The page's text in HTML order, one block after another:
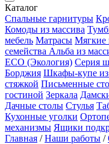
Каталог
Спальные гарнитуры
Комоды из массива
мебель Матрасы Мягкие
семейства Альба из
ECO (Экология) Серия
Борджия Шкафы-купе из
стяжкой Письменные
гостиной Зеркала
Дачные столы Стулья
Кухонные уголки
механизмы Ящики
Главная /Наши работы /